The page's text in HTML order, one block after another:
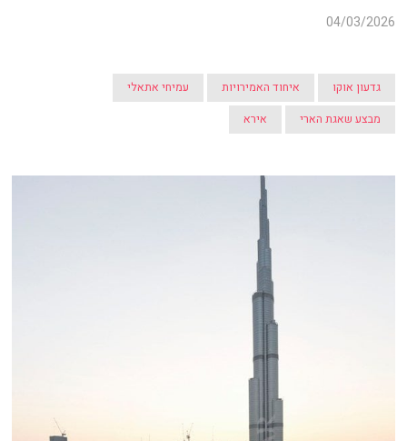
04/03/2026
גדעון אוקו איחוד האמירויות
עמיחי אתאלי
מבצע שאגת הארי
אירא